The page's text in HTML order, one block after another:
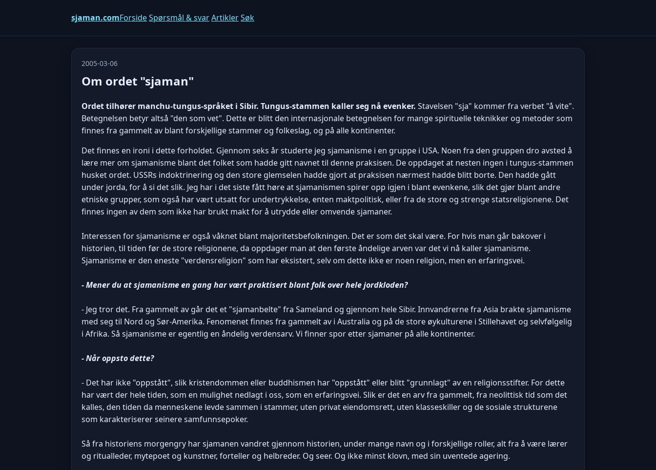
sjaman.comForsideSpørsmål & svarArtiklerSøk
2005-03-06
Om ordet "sjaman"
Ordet tilhører manchu-tungus-språket i Sibir. Tungus-stammen kaller seg nå evenker. Stavelsen "sja" kommer fra verbet "å vite".
Betegnelsen betyr altså "den som vet". Dette er blitt den internasjonale betegnelsen for mange spirituelle teknikker og metoder som
finnes fra gammelt av blant forskjellige stammer og folkeslag, og på alle kontinenter.
Det finnes en ironi i dette forholdet. Gjennom seks år studerte jeg sjamanisme i en gruppe i USA. Noen fra den gruppen dro avsted å
lære mer om sjamanisme blant det folket som hadde gitt navnet til denne praksisen. De oppdaget at nesten ingen i tungus-stammen
husket ordet. USSRs indoktrinering og den store glemselen hadde gjort at praksisen nærmest hadde blitt borte. Den hadde gått
under jorda, for å si det slik. Jeg har i det siste fått høre at sjamanismen spirer opp igjen i blant evenkene, slik det gjør blant andre
etniske grupper, som også har vært utsatt for undertrykkelse, enten maktpolitisk, eller fra de store og strenge statsreligionene. Det
finnes ingen av dem som ikke har brukt makt for å utrydde eller omvende sjamaner.
Interessen for sjamanisme er også våknet blant majoritetsbefolkningen. Det er som det skal være. For hvis man går bakover i
historien, til tiden før de store religionene, da oppdager man at den første åndelige arven var det vi nå kaller sjamanisme.
Sjamanisme er den eneste "verdensreligion" som har eksistert, selv om dette ikke er noen religion, men en erfaringsvei.
- Mener du at sjamanisme en gang har vært praktisert blant folk over hele jordkloden?
- Jeg tror det. Fra gammelt av går det et "sjamanbelte" fra Sameland og gjennom hele Sibir. Innvandrerne fra Asia brakte sjamanisme
med seg til Nord og Sør-Amerika. Fenomenet finnes fra gammelt av i Australia og på de store øykulturene i Stillehavet og selvfølgelig
i Afrika. Så sjamanisme er egentlig en åndelig verdensarv. Vi finner spor etter sjamaner på alle kontinenter.
- Når oppsto dette?
- Det har ikke "oppstått", slik kristendommen eller buddhismen har "oppstått" eller blitt "grunnlagt" av en religionsstifter. For dette
har vært der hele tiden, som en mulighet nedlagt i oss, som en erfaringsvei. Slik er det en arv fra gammelt, fra neolittisk tid som det
kalles, den tiden da menneskene levde sammen i stammer, uten privat eiendomsrett, uten klasseskiller og de sosiale strukturene
som karakteriserer seinere samfunnsepoker.
Så fra historiens morgengry har sjamanen vandret gjennom historien, under mange navn og i forskjellige roller, alt fra å være lærer
og ritualleder, mytepoet og kunstner, forteller og helbreder. Og seer. Og ikke minst klovn, med sin uventede agering.